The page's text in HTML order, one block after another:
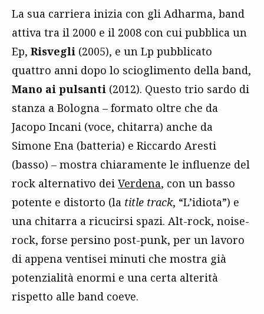
La sua carriera inizia con gli Adharma, band
attiva tra il 2000 e il 2008 con cui pubblica un
Ep, Risvegli (2005), e un Lp pubblicato
quattro anni dopo lo scioglimento della band,
Mano ai pulsanti (2012). Questo trio sardo di
stanza a Bologna – formato oltre che da
Jacopo Incani (voce, chitarra) anche da
Simone Ena (batteria) e Riccardo Aresti
(basso) – mostra chiaramente le influenze del
rock alternativo dei Verdena, con un basso
potente e distorto (la title track, “L’idiota”) e
una chitarra a ricucirsi spazi. Alt-rock, noise-
rock, forse persino post-punk, per un lavoro
di appena ventisei minuti che mostra già
potenzialità enormi e una certa alterità
rispetto alle band coeve.